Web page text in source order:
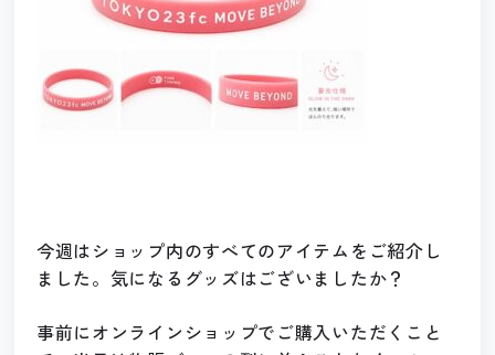
今週はショップ内のすべてのアイテムをご紹介し
ました。気になるグッズはございましたか？
事前にオンラインショップでご購入いただくこと